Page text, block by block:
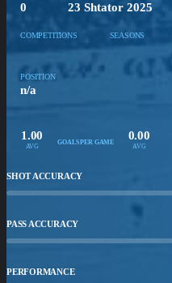
0 23 Shtator 2025
COMPETITIONS SEASONS
POSITION
n/a
1.00
AVG GOALS PER GAME
0.00
AVG
SHOT ACCURACY
PASS ACCURACY
PERFORMANCE